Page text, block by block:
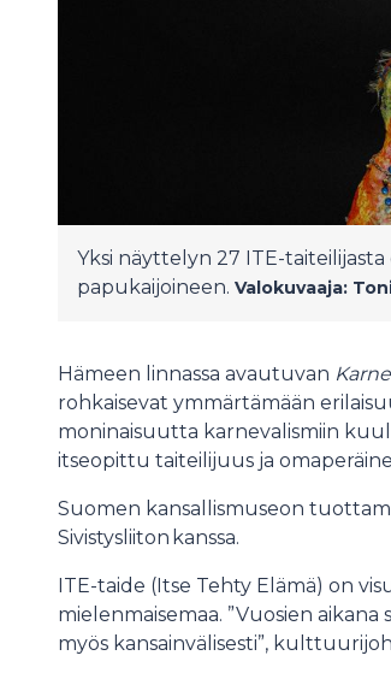
Yksi näyttelyn 27 ITE-
papukaijoineen. Valokuvaaja:
Hämeen linnassa avautuvan
rohkaisevat ymmärtämään
moninaisuutta karnevalismiin
itseopittu taiteilijuus ja
Suomen kansallismuseon
Sivistysliiton kanssa.
ITE-taide (Itse Tehty Elämä) on
mielenmaisemaa. ”Vuosien
myös kansainvälisesti”,